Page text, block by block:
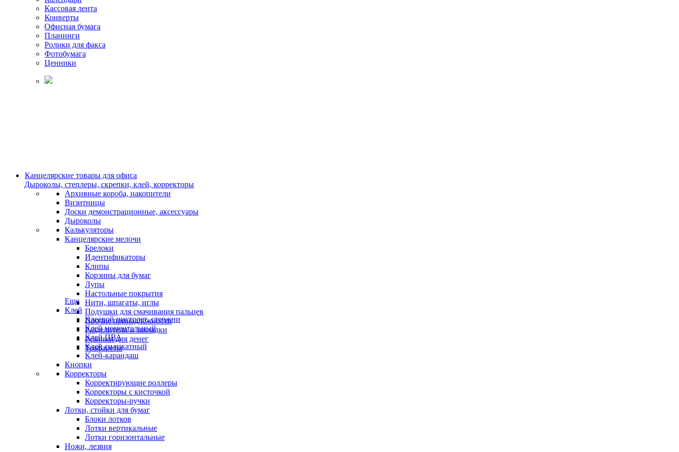
Кассовая лента
Конверты
Офисная бумага
Планинги
Ролики для факса
Фотобумага
Ценники
Канцелярские товары для офиса
Дыроколы, степлеры, скрепки, клей, корректоры
Архивные короба, накопители
Визитницы
Доски демонстрационные, аксессуары
Дыроколы
Калькуляторы
Канцелярские мелочи
Брелоки
Идентификаторы
Клипы
Корзины для бумаг
Лупы
Настольные покрытия
Нити, шпагаты, иглы
Подушки для смачивания пальцев
Прочие принадлежности
Разделители и закладки
Резинки для денег
Трафареты
Еще
Клей
Клеевой пистолет, стержни
Клей моментальный
Клей ПВА
Клей силикатный
Клей-карандаш
Кнопки
Корректоры
Корректирующие роллеры
Корректоры с кисточкой
Корректоры-ручки
Лотки, стойки для бумаг
Блоки лотков
Лотки вертикальные
Лотки горизонтальные
Ножи, лезвия